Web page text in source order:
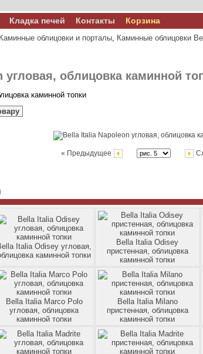
Кладка печей Контакты Корзина
Каминные облицовки и порталы, Каминные облицовки
облицовка каминной
каминной топки
« Предыдущее
Italia Odisey угловая,
каминной топки
Bella Italia Odisey
пристенная, облицовка
каминной топки
Bella Italia Marco Polo
угловая, облицовка
каминной топки
Bella Italia Milano
пристенная, облицовка
каминной топки